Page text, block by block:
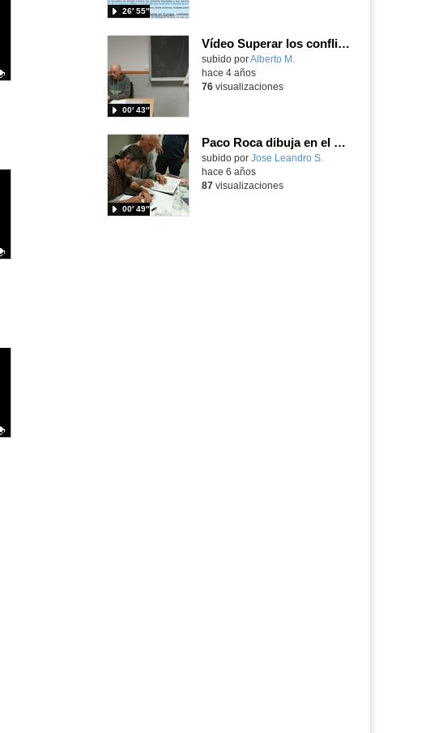
26′ 55″
Vídeo Superar los conflictos-Las listas (1)
Contenido educativo.
subido porAlberto M.
00′ 43″
hace 4 años
76visualizaciones
Paco Roca dibuja en el ejemplar de «Los surcos del azar» dedicado al Instituto Josefina Aldecoa
Contenido educativo.
subido por Jose Leandro S.
00′ 49″
hace 6 años
87visualizaciones